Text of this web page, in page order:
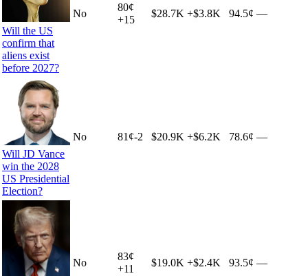
Will the US
confirm that
aliens exist
before 2027?
No
80¢
+15
$28.7K +$3.8K 94.5¢ —
Will JD Vance
win the 2028
US Presidential
Election?
No 81 ¢-2 $20.9K +$6.2K 78.6¢ —
No
83¢
+11
$19.0K +$2.4K 93.5¢ —